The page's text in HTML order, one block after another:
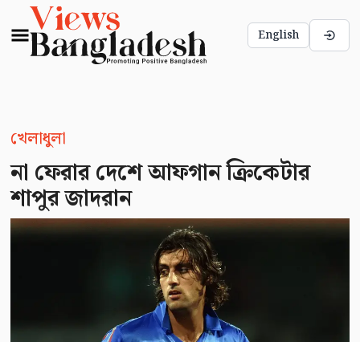
English
খেলাধুলা
না ফেরার দেশে আফগান ক্রিকেটার
শাপুর জাদরান